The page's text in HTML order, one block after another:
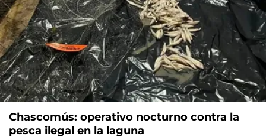
Chascomús: operativo nocturno contra la
pesca ilegal en la laguna